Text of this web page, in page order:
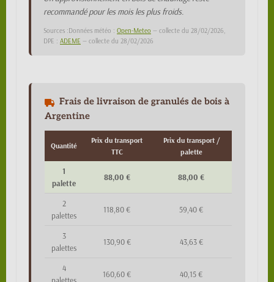
recommandé pour les mois les plus froids.
Sources :Données météo : Open-Meteo — collecte du 28/02/2026,
DPE : ADEME — collecte du 28/02/2026
Frais de livraison de granulés de bois à
Argentine
Quantité
Prix du transport
TTC
Prix du transport /
palette
1
palette
88,00 € 88,00 €
2
palettes
118,80 € 59,40 €
3
palettes
130,90 € 43,63 €
4
160,60 € 40,15 €